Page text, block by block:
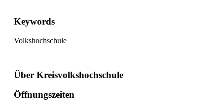
Keywords
Volkshochschule
Über Kreisvolkshochschule
Öffnungszeiten